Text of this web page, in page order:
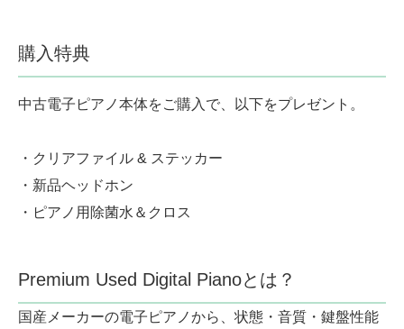
購入特典
中古電子ピアノ本体をご購入で、以下をプレゼント。
・クリアファイル & ステッカー
・新品ヘッドホン
・ピアノ用除菌水＆クロス
Premium Used Digital Pianoとは？
国産メーカーの電子ピアノから、状態・音質・鍵盤性能